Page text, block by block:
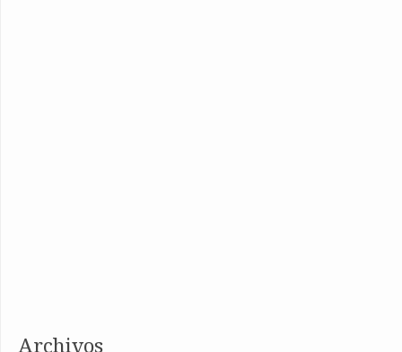
archivos